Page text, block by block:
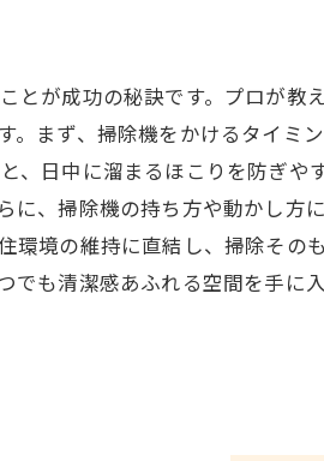
が成功の秘訣です。プロが教
まず、掃除機をかけるタイミ
、日中に溜まるほこりを防ぎや
、掃除機の持ち方や動かし方
環境の維持に直結し、掃除その
も清潔感あふれる空間を手に